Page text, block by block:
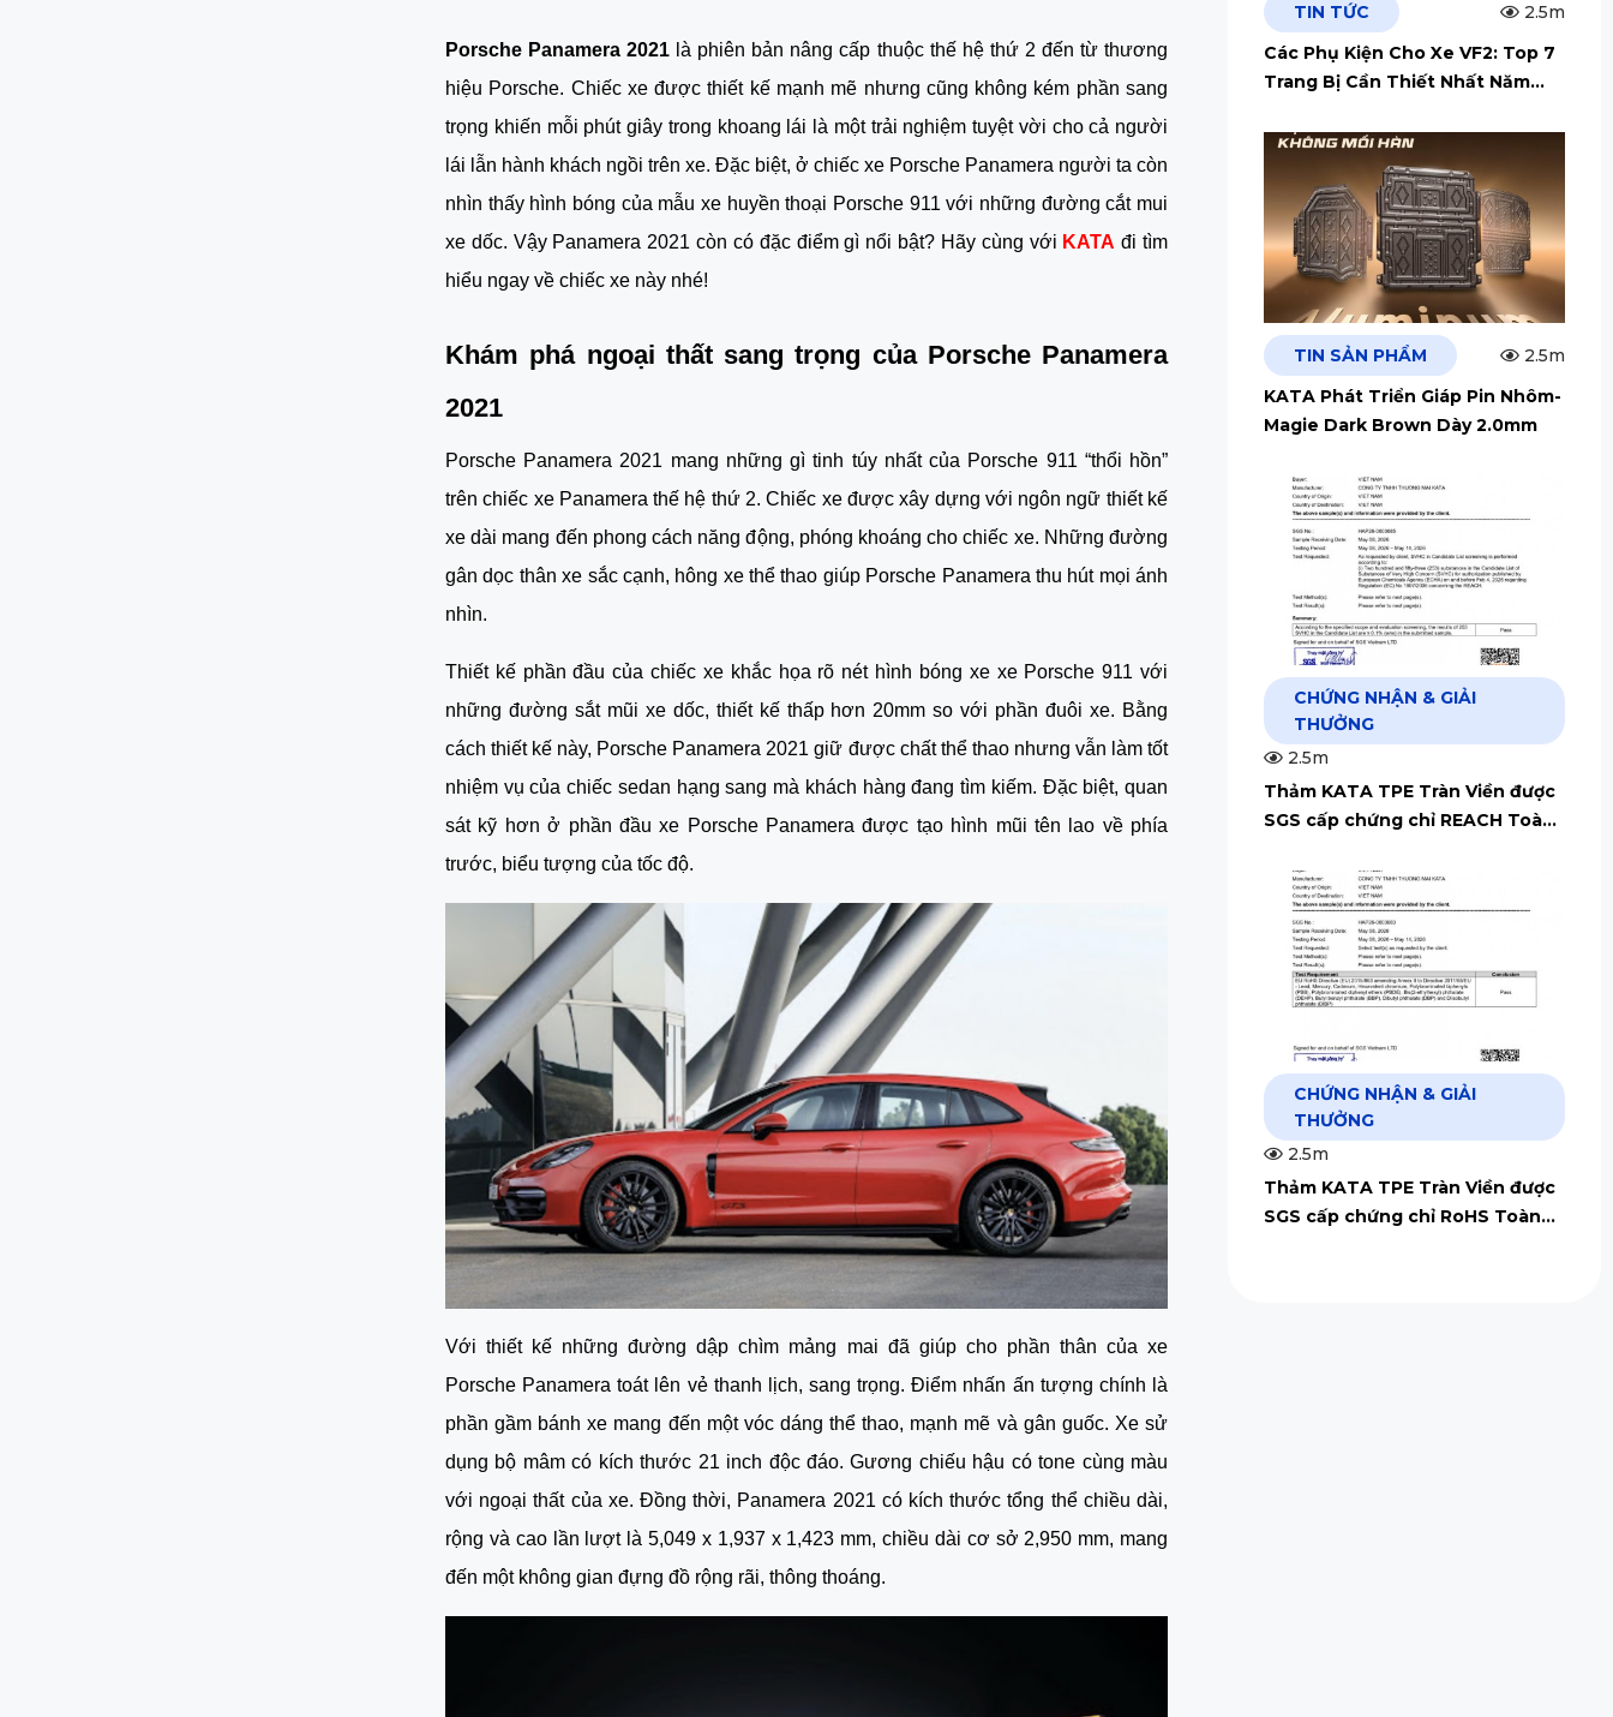
Porsche Panamera 2021 là phiên bản nâng cấp thuộc thế hệ thứ 2 đến từ thương
hiệu Porsche. Chiếc xe được thiết kế mạnh mẽ nhưng cũng không kém phần sang
trọng khiến mỗi phút giây trong khoang lái là một trải nghiệm tuyệt vời cho cả người
lái lẫn hành khách ngồi trên xe. Đặc biệt, ở chiếc xe Porsche Panamera người ta còn
nhìn thấy hình bóng của mẫu xe huyền thoại Porsche 911 với những đường cắt mui
xe dốc. Vậy Panamera 2021 còn có đặc điểm gì nổi bật? Hãy cùng với KATA đi tìm
hiểu ngay về chiếc xe này nhé!
Khám phá ngoại thất sang trọng của Porsche Panamera
2021
Porsche Panamera 2021 mang những gì tinh túy nhất của Porsche 911 “thổi hồn”
trên chiếc xe Panamera thế hệ thứ 2. Chiếc xe được xây dựng với ngôn ngữ thiết kế
xe dài mang đến phong cách năng động, phóng khoáng cho chiếc xe. Những đường
gân dọc thân xe sắc cạnh, hông xe thể thao giúp Porsche Panamera thu hút mọi ánh
nhìn.
Thiết kế phần đầu của chiếc xe khắc họa rõ nét hình bóng xe xe Porsche 911 với
những đường sắt mũi xe dốc, thiết kế thấp hơn 20mm so với phần đuôi xe. Bằng
cách thiết kế này, Porsche Panamera 2021 giữ được chất thể thao nhưng vẫn làm tốt
nhiệm vụ của chiếc sedan hạng sang mà khách hàng đang tìm kiếm. Đặc biệt, quan
sát kỹ hơn ở phần đầu xe Porsche Panamera được tạo hình mũi tên lao về phía
trước, biểu tượng của tốc độ.
Với thiết kế những đường dập chìm mảng mai đã giúp cho phần thân của xe
Porsche Panamera toát lên vẻ thanh lịch, sang trọng. Điểm nhấn ấn tượng chính là
phần gầm bánh xe mang đến một vóc dáng thể thao, mạnh mẽ và gân guốc. Xe sử
dụng bộ mâm có kích thước 21 inch độc đáo. Gương chiếu hậu có tone cùng màu
với ngoại thất của xe. Đồng thời, Panamera 2021 có kích thước tổng thể chiều dài,
rộng và cao lần lượt là 5,049 x 1,937 x 1,423 mm, chiều dài cơ sở 2,950 mm, mang
đến một không gian đựng đồ rộng rãi, thông thoáng.
TIN TỨC
2.5m
Các Phụ Kiện Cho Xe VF2: Top 7
Trang Bị Cần Thiết Nhất Năm
TIN SẢN PHẨM
2.5m
KATA Phát Triển Giáp Pin Nhôm-
Magie Dark Brown Dày 2.0mm
CHỨNG NHẬN & GIẢI
THƯỞNG
2.5m
Thảm KATA TPE Tràn Viền được
SGS cấp chứng chỉ REACH Toàn
CHỨNG NHẬN & GIẢI
THƯỞNG
2.5m
Thảm KATA TPE Tràn Viền được
SGS cấp chứng chỉ RoHS Toàn